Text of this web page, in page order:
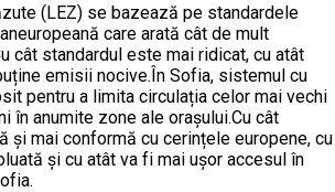
(LEZ) se bazează pe standardele
care arată cât de mult
cât standardul este mai ridicat, cu atât
emisii nocive.În Sofia, sistemul cu
pentru a limita circulația celor mai vechi
în anumite zone ale orașului.Cu cât
și mai conformă cu cerințele europene, cu
și cu atât va fi mai ușor accesul în